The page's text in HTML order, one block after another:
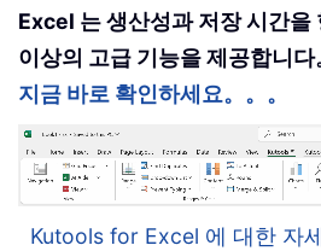
Excel 는 생산성과 저장 시간을
이상의 고급 기능을 제공합니다
지금 바로 확인하세요。。。
Kutools for Excel 에 대한 자